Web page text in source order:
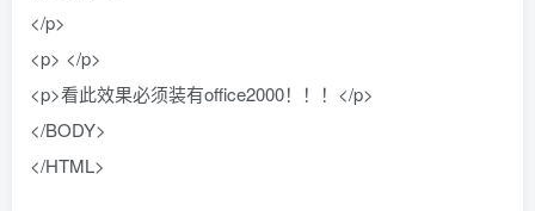
</p>
<p> </p>
<p>看此效果必须装有office2000！！！</p>
</BODY>
</HTML>